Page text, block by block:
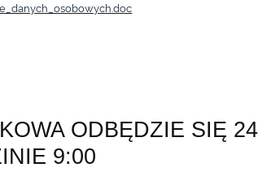
ODBĘDZIE SIĘ 24
9:00